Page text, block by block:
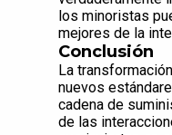
los minoristas
mejores de la
Conclusión
La
nuevos
cadena de
de las